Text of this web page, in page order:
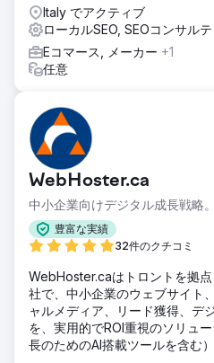
+20% オーガニックトラフィッ
+5% 登録 +130% 可視性インデ
ーワード
Italy でアクティブ
ローカルSEO, SEOコンサル
Eコマース, メーカー +1
任意
WebHoster.ca
中小企業向けデジタル成長戦略。
豊富な実績
32件のクチコミ
WebHoster.caはトロントを拠
社で、中小企業のウェブサイト
ャルメディア、リード獲得、デ
を、実用的でROI重視のソリュ
長のためのAI搭載ツールを含む